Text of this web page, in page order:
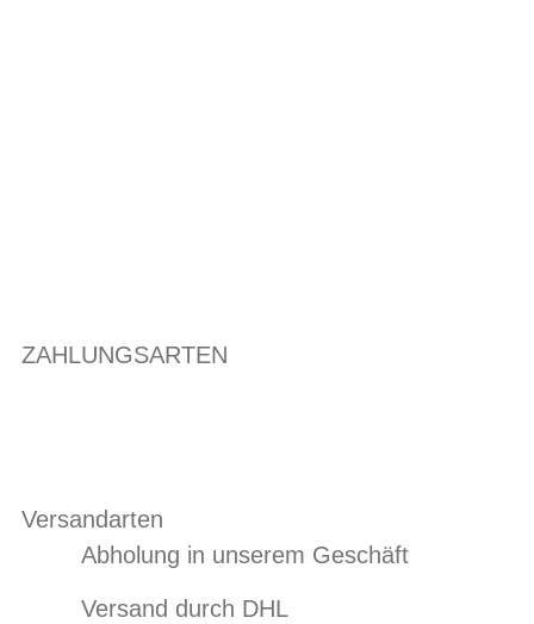
ZAHLUNGSARTEN
Versandarten
Abholung in unserem Geschäft
Versand durch DHL